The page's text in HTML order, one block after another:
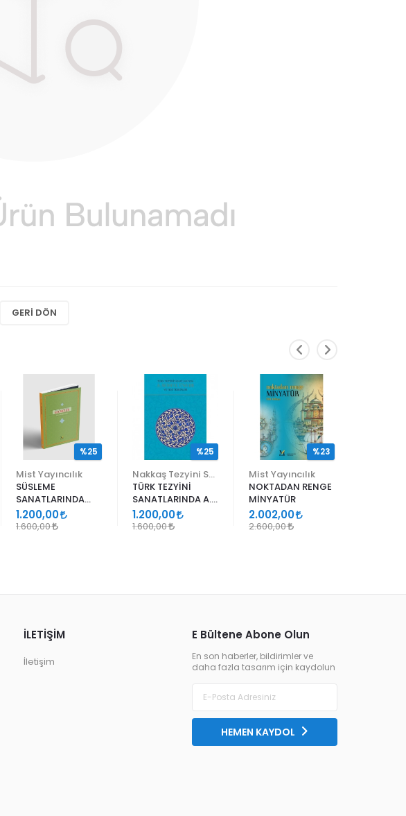
GERI DÖN
Mist Yayıncılık
SÜSLEME
SANATLARINDA
GEÇMELER
1.200,00
1.600,00
%25
TÜRK TEZYİNİ
SANATLARINDA A.
SÜHEYL ÜNVER VE
YENİ TERKİPLERİ
1.200,00
1.600,00
%25
Mist Yayıncılık
NOKTADAN RENGE
MİNYATÜR
2.002,00
2.600,00
%23
E Bültene Abone Olun
En son haberler, bildirimler ve
daha fazla tasarım için kaydolun
HEMEN KAYDOL
İLETİŞİM
İletişim